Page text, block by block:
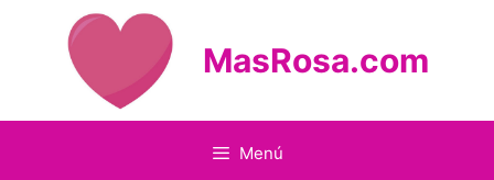
contenido
MasRosa.com
Menú